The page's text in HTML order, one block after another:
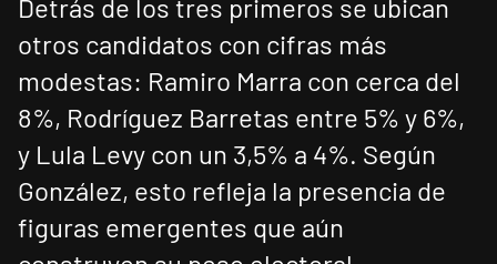
Detrás de los tres primeros se ubican
otros candidatos con cifras más
modestas: Ramiro Marra con cerca del
8%, Rodríguez Barretas entre 5% y 6%,
y Lula Levy con un 3,5% a 4%. Según
González, esto refleja la presencia de
figuras emergentes que aún